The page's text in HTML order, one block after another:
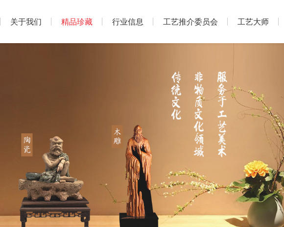
关于我们 精品珍藏 行业信息 工艺推介委员会 工艺大师